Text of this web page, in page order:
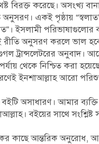
বিরক্ত করেছে। অসংখ্য
অনুসরণ। একই পৃষ্ঠায়
ইসলামী
অনুসরণ করলে ভাল
ট্রান্সলেটরের অনুবাদ।
পর্যায় থেকে নিশ্চিত করা
ইনশাআল্লাহ আরো
বইটি অসাধারণ। আমার
বইয়ের সাথে
কাছে আন্তরিক অনুরোধ,